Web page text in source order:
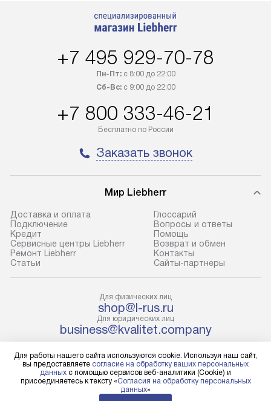
в течение трех дней. Доставка
регионы осуществляется через
100% предоплаты наша компания
до представительства
транспортной компании в городе
условия доставки у менеджера при
В оговоренный день служба
доставки доставит упакованный
прибор до подъезда. Если
требуется переместить прибор
до двери квартиры или до места
установки, пожалуйста,
предварительно уточните это
с менеджером. За данную услугу
взимается дополнительная плата.
Учитывайте габариты прибора, если
через дверной проем,
то сотрудники транспортной
службы не смогут демонтировать
дверцы, ручки или другие
Стоимость
обеспечивают
предполагают
холодильников
требующим
наличие крана.
установка
и соединение
Техника
нишу или на
с проверкой по
+7 495 929-70-78
Пн-Пт:с 8:00 до 22:00
Сб-Вс:с 9:00 до 22:00
+7 800 333-46-21
Бесплатно по России
Заказать звонок
Мир Liebherr
Доставка и оплата
Подключение
Кредит
Сервисные центры Liebherr
Ремонт Liebherr
Cтатьи
Глоссарий
Вопросы и ответы
Помощь
Возврат и обмен
Контакты
Сайты-партнеры
Для физических лиц
shop@l-rus.ru
Для юридических лиц
business@kvalitet.company
НАПИСАТЬ РУКОВОДСТВУ
Политика конфиденциальности
Для работы нашего сайта используются cookie. Используя наш сайт,
вы предоставляете согласие на обработку ваших персональных
данных с помощью сервисов веб-аналитики (Cookie) и
присоединяетесь к тексту «Согласия на обработку персональных
данных»